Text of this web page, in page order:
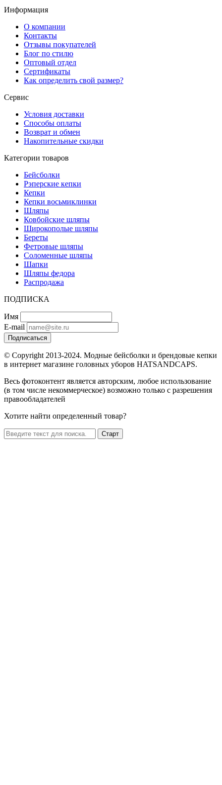
Информация
О компании
Контакты
Отзывы покупателей
Блог по стилю
Оптовый отдел
Сертификаты
Как определить свой размер?
Сервис
Условия доставки
Способы оплаты
Возврат и обмен
Накопительные скидки
Категории товаров
Бейсболки
Рэперские кепки
Кепки
Кепки восьмиклинки
Шляпы
Ковбойские шляпы
Широкополые шляпы
Береты
Фетровые шляпы
Соломенные шляпы
Шапки
Шляпы федора
Распродажа
ПОДПИСКА
Имя
E-mail
Подписаться
© Copyright 2013-2024. Модные бейсболки и брендовые кепки
в интернет магазине головных уборов HATSANDCAPS.
Весь фотоконтент является авторским, любое использование
(в том числе некоммерческое) возможно только с разрешения
правообладателей
Хотите найти определенный товар?
Старт